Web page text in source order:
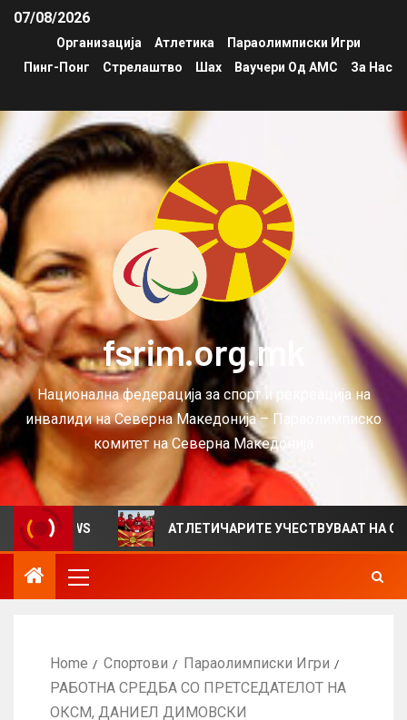
07/08/2026
Организација Атлетика
Параолимписки Игри
Пинг-Понг
Стрелаштво Шах Ваучери Од АМС За Нас
fsrim.org.mk
Национална федерација за спорт и рекреација на
инвалиди на Северна Македонија – Параолимписко
комитет на Северна Македонија
АТЛЕТИЧАРИТЕ УЧЕСТВУВААТ НА СРБИЈА
Home Спортови
Параолимписки Игри
РАБОТНА СРЕДБА СО ПРЕТСЕДАТЕЛОТ НА
ОКСМ, ДАНИЕЛ ДИМОВСКИ